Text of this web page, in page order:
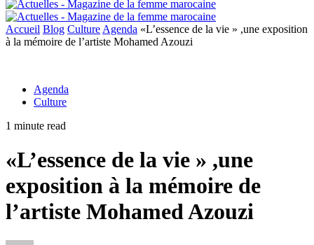
Accueil Blog Culture Agenda «L’essence de la vie » ,une exposition
à la mémoire de l’artiste Mohamed Azouzi
Agenda
Culture
1 minute read
«L’essence de la vie » ,une
exposition à la mémoire de
l’artiste Mohamed Azouzi